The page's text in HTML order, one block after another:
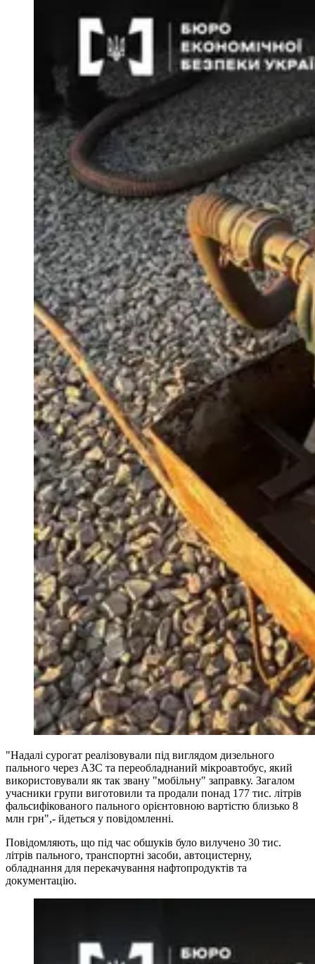
"Надалі сурогат реалізовували під виглядом дизельного
пального через АЗС та переобладнаний мікроавтобус, який
використовували як так звану "мобільну" заправку. Загалом
учасники групи виготовили та продали понад 177 тис. літрів
фальсифікованого пального орієнтовною вартістю близько 8
млн грн",- йдеться у повідомленні.
Повідомляють, що під час обшуків було вилучено 30 тис.
літрів пального, транспортні засоби, автоцистерну,
обладнання для перекачування нафтопродуктів та
документацію.